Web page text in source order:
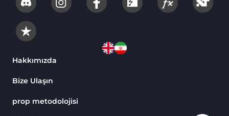
Hakkımızda
Bize Ulaşın
prop metodolojisi